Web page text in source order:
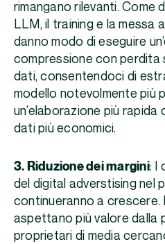
rimangano rilevanti. Come
LLM, il training e la messa
danno modo di eseguire
compressione con perdita
dati, consentendoci di
modello notevolmente più
un’elaborazione più rapida
dati più economici.
3. Riduzione dei margini: I
del digital adverstising nel
continueranno a crescere.
aspettano più valore dalla
proprietari di media